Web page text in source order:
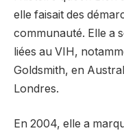
elle faisait des
communauté. Elle a
liées au VIH,
Goldsmith, en
Londres.
En 2004, elle a